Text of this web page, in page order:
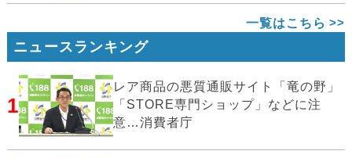
一覧はこちら
ニュースランキング
1
レア商品の悪質通販サイト「竜の野」
「STORE専門ショップ」などに注
意…消費者庁